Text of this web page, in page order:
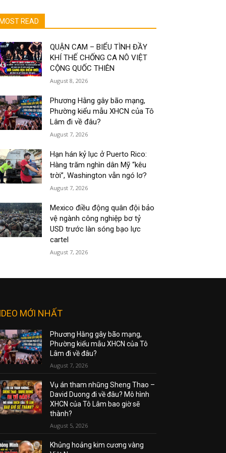
MOST READ
QUẬN CAM – BIỂU TÌNH ĐẦY
KHÍ THẾ CHỐNG CA NÔ VIỆT
CỘNG QUỐC THIÊN
August 8, 2026
Phương Hằng gây bão mạng,
Phường kiểu mẫu XHCN của Tô
Lâm đi về đâu?
August 7, 2026
Hạn hán kỷ lục ở Puerto Rico:
Hàng trăm nghìn dân Mỹ “kêu
trời”, Washington vẫn ngó lơ?
August 7, 2026
Mexico điều động quân đội bảo
vệ ngành công nghiệp bơ tỷ
USD trước làn sóng bạo lực
cartel
August 7, 2026
MỚI NHẤT
Phương Hằng gây bão mạng,
Phường kiểu mẫu XHCN của Tô
Lâm đi về đâu?
August 7, 2026
Vụ án tham nhũng Sheng Thao –
David Duong đi về đâu? Mô hình
XHCN của Tô Lâm bao giờ sẽ
thành?
August 5, 2026
Khủng hoảng kim cương vàng